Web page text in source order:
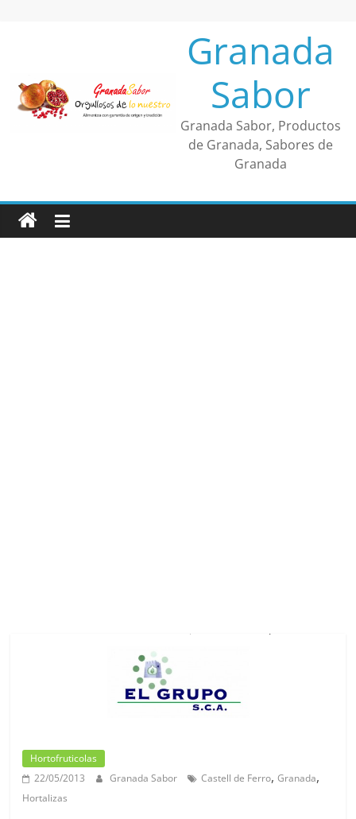
Granada
Sabor
Granada Sabor, Productos
de Granada, Sabores de
Granada
Hortofruticolas
22/05/2013
Granada Sabor Castell de Ferro,Granada,
Hortalizas